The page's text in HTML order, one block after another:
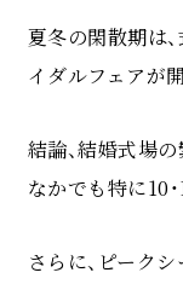
夏冬の閑散期は
イダルフェアが
結論、結婚式場
なかでも特に10・
さらに、ピーク